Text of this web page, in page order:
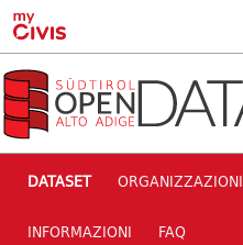
Skip to main content
DATASET ORGANIZZAZIONI
INFORMAZIONI FAQ